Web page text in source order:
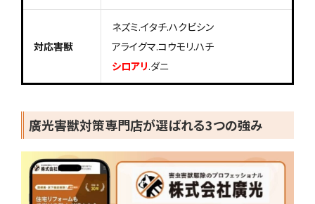
対応害獣
ネズミ.イタチ.ハクビシン
アライグマ.コウモリ.ハチ
シロアリ.ダニ
廣光害獣対策専門店が選ばれる3つの強み